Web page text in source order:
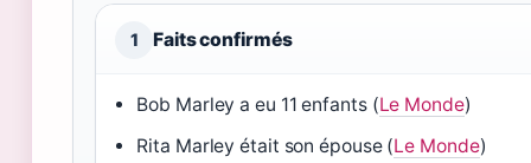
1 Faits confirmés
Bob Marley a eu 11 enfants (Le Monde)
Rita Marley était son épouse (Le Monde)